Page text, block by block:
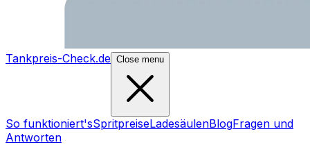
Tankpreis-Check.de Close menu
So funktioniert'sSpritpreiseLadesäulenBlogFragen und
Antworten